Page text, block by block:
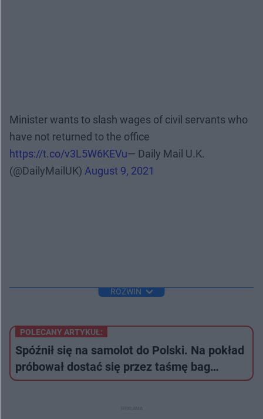
Minister wants to slash wages of civil servants who
have not returned to the office
https://t.co/v3L5W6KEVu— Daily Mail U.K.
(@DailyMailUK) August 9, 2021
ROZWIŃ
POLECANY ARTYKUŁ:
Spóźnił się na samolot do Polski. Na pokład
próbował dostać się przez taśmę bag…